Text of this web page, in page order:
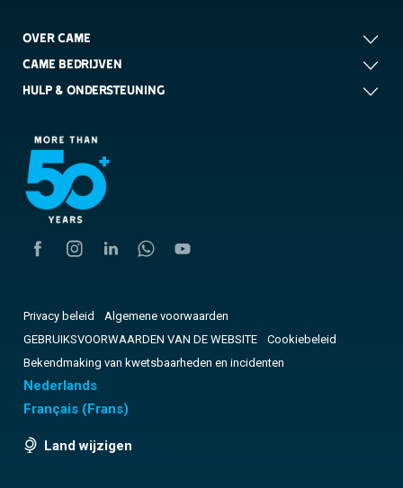
OVER CAME
CAME BEDRIJVEN
HULP & ONDERSTEUNING
Privacy beleid
Algemene voorwaarden
GEBRUIKSVOORWAARDEN VAN DE WEBSITE
Cookiebeleid
Bekendmaking van kwetsbaarheden en incidenten
Nederlands
Français (Frans)
Land wijzigen